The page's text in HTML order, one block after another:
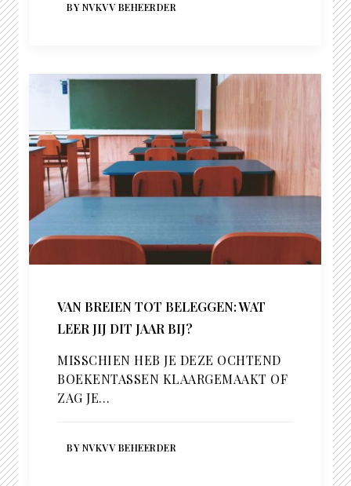
BY NVKVV BEHEERDER
VAN BREIEN TOT BELEGGEN: WAT
LEER JIJ DIT JAAR BIJ?
MISSCHIEN HEB JE DEZE OCHTEND
BOEKENTASSEN KLAARGEMAAKT OF
ZAG JE…
BY NVKVV BEHEERDER